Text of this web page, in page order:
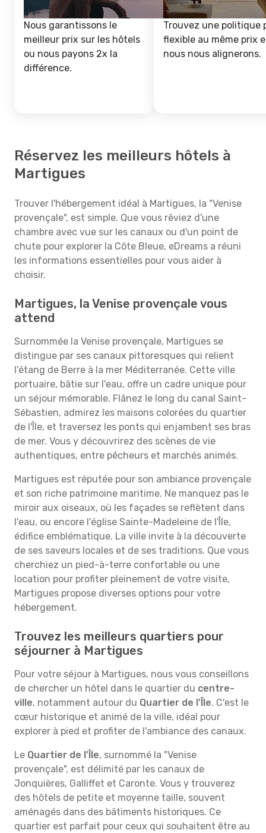
Nous garantissons le
meilleur prix sur les hôtels
ou nous payons 2x la
différence.
Trouvez une politique
flexible au même prix
nous nous alignerons.
Réservez les meilleurs hôtels à
Martigues
Trouver l'hébergement idéal à Martigues, la "Venise
provençale", est simple. Que vous rêviez d'une
chambre avec vue sur les canaux ou d'un point de
chute pour explorer la Côte Bleue, eDreams a réuni
les informations essentielles pour vous aider à
choisir.
Martigues, la Venise provençale vous
attend
Surnommée la Venise provençale, Martigues se
distingue par ses canaux pittoresques qui relient
l'étang de Berre à la mer Méditerranée. Cette ville
portuaire, bâtie sur l'eau, offre un cadre unique pour
un séjour mémorable. Flânez le long du canal Saint-
Sébastien, admirez les maisons colorées du quartier
de l'Île, et traversez les ponts qui enjambent ses bras
de mer. Vous y découvrirez des scènes de vie
authentiques, entre pêcheurs et marchés animés.
Martigues est réputée pour son ambiance provençale
et son riche patrimoine maritime. Ne manquez pas le
miroir aux oiseaux, où les façades se reflètent dans
l'eau, ou encore l'église Sainte-Madeleine de l'Île,
édifice emblématique. La ville invite à la découverte
de ses saveurs locales et de ses traditions. Que vous
cherchiez un pied-à-terre confortable ou une
location pour profiter pleinement de votre visite,
Martigues propose diverses options pour votre
hébergement.
Trouvez les meilleurs quartiers pour
séjourner à Martigues
Pour votre séjour à Martigues, nous vous conseillons
de chercher un hôtel dans le quartier du centre-
ville, notamment autour du Quartier de l'Île. C'est le
cœur historique et animé de la ville, idéal pour
explorer à pied et profiter de l'ambiance des canaux.
Le Quartier de l'Île, surnommé la "Venise
provençale", est délimité par les canaux de
Jonquières, Galliffet et Caronte. Vous y trouverez
des hôtels de petite et moyenne taille, souvent
aménagés dans des bâtiments historiques. Ce
quartier est parfait pour ceux qui souhaitent être au